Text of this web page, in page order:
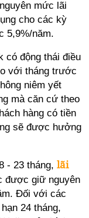
mức lãi
cho các kỳ
5,9%/năm.
có động thái điều
với tháng trước
niêm yết
mà căn cứ theo
hàng có tiền
sẽ được hưởng
- 23 tháng, lãi
được giữ nguyên
Đối với các
24 tháng,